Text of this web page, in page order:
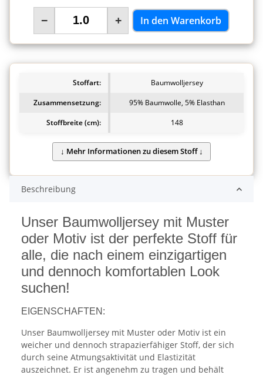
− + In den Warenkorb
Stoffart:
Baumwolljersey
Zusammensetzung:
95% Baumwolle, 5% Elasthan
Stoffbreite (cm):
148
Beschreibung
Unser Baumwolljersey mit Muster
oder Motiv ist der perfekte Stoff für
alle, die nach einem einzigartigen
und dennoch komfortablen Look
suchen!
EIGENSCHAFTEN:
Unser Baumwolljersey mit Muster oder Motiv ist ein
weicher und dennoch strapazierfähiger Stoff, der sich
durch seine Atmungsaktivität und Elastizität
auszeichnet. Er ist angenehm zu tragen und behält